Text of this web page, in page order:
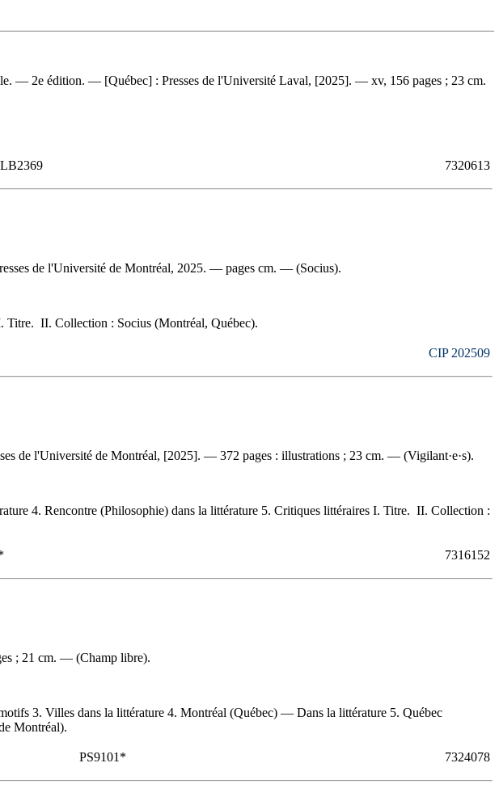
— 2e édition. — [Québec] : Presses de l'Université Laval, [2025]. — xv, 156 pages ; 23 cm.
LB2369 7320613
de l'Université de Montréal, 2025. — pages cm. — (Socius).
Titre. II. Collection : Socius (Montréal, Québec).
CIP 202509
de l'Université de Montréal, [2025]. — 372 pages : illustrations ; 23 cm. — (Vigilant·e·s).
4. Rencontre (Philosophie) dans la littérature 5. Critiques littéraires I. Titre. II. Collection :
7316152
; 21 cm. — (Champ libre).
3. Villes dans la littérature 4. Montréal (Québec) — Dans la littérature 5. Québec
Montréal).
PS9101* 7324078